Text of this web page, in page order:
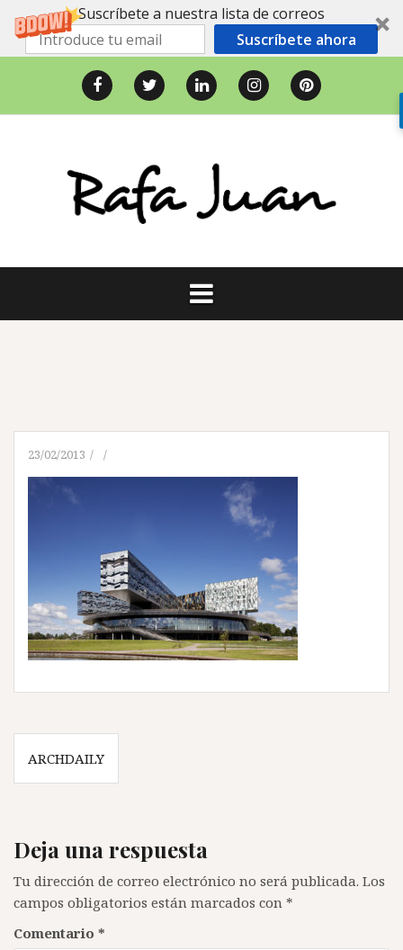
Suscríbete a nuestra lista de correos
Suscríbete ahora
contenido
FacebookTwitter LinkedInInstagramPinterest
23/02/2013
Navegación
deARCHDAILY
Deja una respuesta
Tu dirección de correo electrónico no será publicada. Los
campos obligatorios están marcados con *
Comentario *